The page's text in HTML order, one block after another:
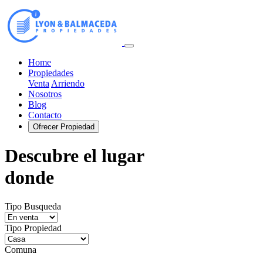
Home
Propiedades
Venta Arriendo
Nosotros
Blog
Contacto
Ofrecer Propiedad
Descubre el lugar
donde
Tipo Busqueda
Tipo Propiedad
Comuna